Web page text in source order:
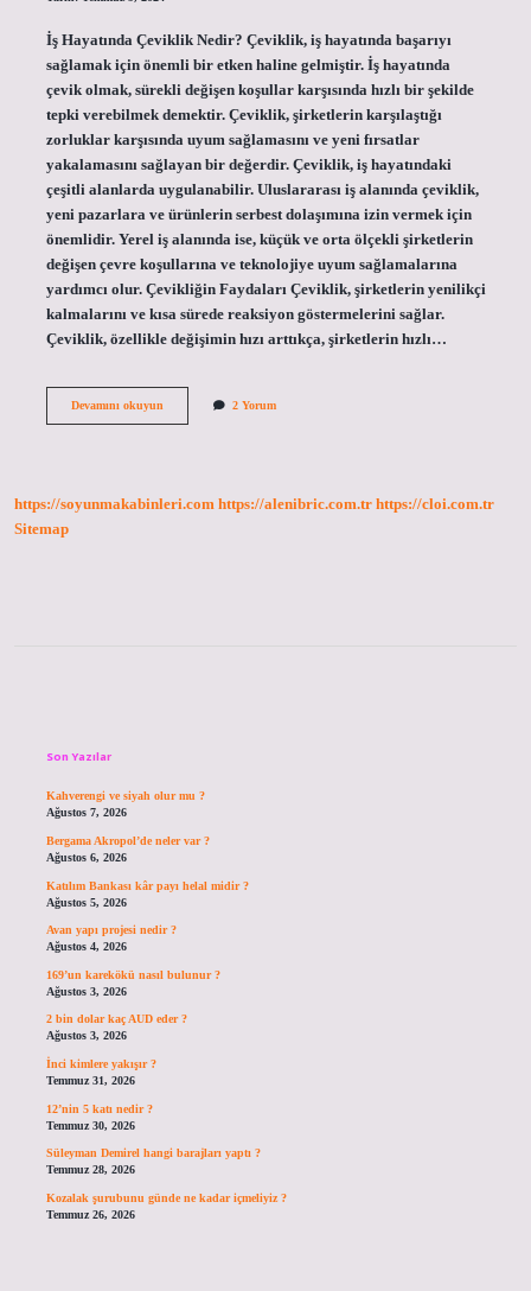
İş Hayatında Çeviklik Nedir? Çeviklik, iş hayatında başarıyı
sağlamak için önemli bir etken haline gelmiştir. İş hayatında
çevik olmak, sürekli değişen koşullar karşısında hızlı bir şekilde
tepki verebilmek demektir. Çeviklik, şirketlerin karşılaştığı
zorluklar karşısında uyum sağlamasını ve yeni fırsatlar
yakalamasını sağlayan bir değerdir. Çeviklik, iş hayatındaki
çeşitli alanlarda uygulanabilir. Uluslararası iş alanında çeviklik,
yeni pazarlara ve ürünlerin serbest dolaşımına izin vermek için
önemlidir. Yerel iş alanında ise, küçük ve orta ölçekli şirketlerin
değişen çevre koşullarına ve teknolojiye uyum sağlamalarına
yardımcı olur. Çevikliğin Faydaları Çeviklik, şirketlerin yenilikçi
kalmalarını ve kısa sürede reaksiyon göstermelerini sağlar.
Çeviklik, özellikle değişimin hızı arttıkça, şirketlerin hızlı…
Devamını okuyunİş
2 Yorum
https://soyunmakabinleri.com https://alenibric.com.tr https://cloi.com.tr
Sitemap
Son Yazılar
Kahverengi ve siyah olur mu ?
Ağustos 7, 2026
Bergama Akropol’de neler var ?
Ağustos 6, 2026
Katılım Bankası kâr payı helal midir ?
Ağustos 5, 2026
Avan yapı projesi nedir ?
Ağustos 4, 2026
169’un karekökü nasıl bulunur ?
Ağustos 3, 2026
2 bin dolar kaç AUD eder ?
Ağustos 3, 2026
İnci kimlere yakışır ?
Temmuz 31, 2026
12’nin 5 katı nedir ?
Temmuz 30, 2026
Süleyman Demirel hangi barajları yaptı ?
Temmuz 28, 2026
Kozalak şurubunu günde ne kadar içmeliyiz ?
Temmuz 26, 2026